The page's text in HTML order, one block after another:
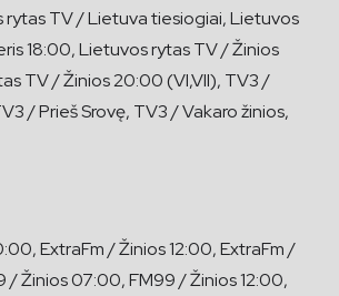
rytas TV / Lietuva tiesiogiai, Lietuvos
18:00, Lietuvos rytas TV / Žinios
TV / Žinios 20:00 (VI,VII), TV3 /
/ Prieš Srovę, TV3 / Vakaro žinios,
ExtraFm / Žinios 12:00, ExtraFm /
/ Žinios 07:00, FM99 / Žinios 12:00,